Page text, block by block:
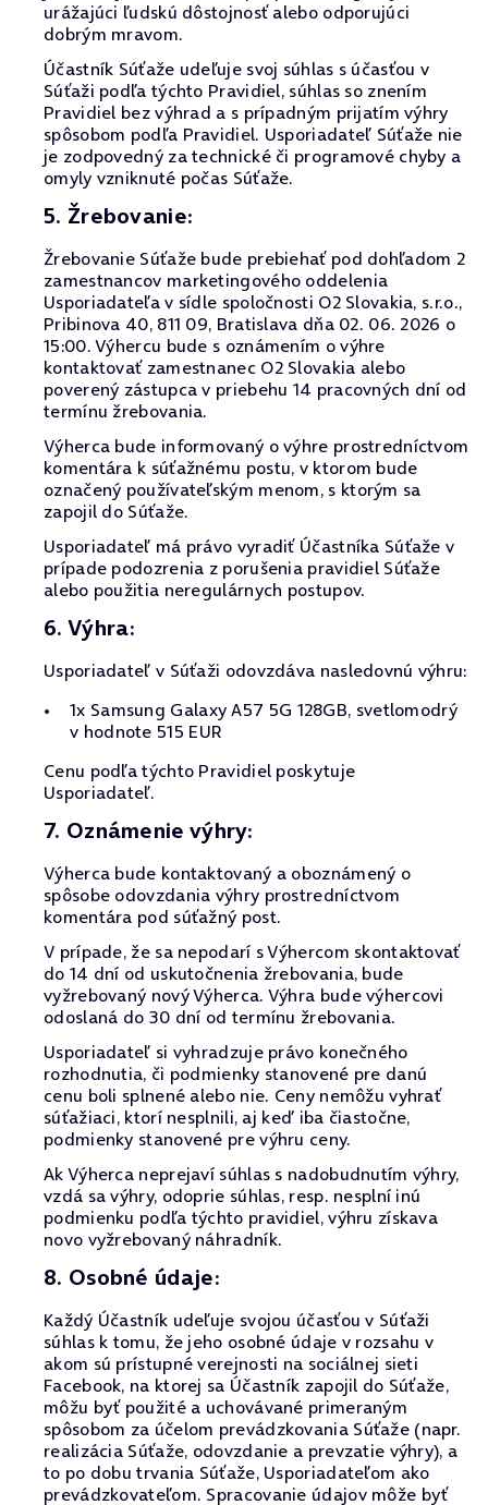
urážajúci ľudskú dôstojnosť alebo odporujúci
dobrým mravom.
Účastník Súťaže udeľuje svoj súhlas s účasťou v
Súťaži podľa týchto Pravidiel, súhlas so znením
Pravidiel bez výhrad a s prípadným prijatím výhry
spôsobom podľa Pravidiel. Usporiadateľ Súťaže nie
je zodpovedný za technické či programové chyby a
omyly vzniknuté počas Súťaže.
5. Žrebovanie:
Žrebovanie Súťaže bude prebiehať pod dohľadom 2
zamestnancov marketingového oddelenia
Usporiadateľa v sídle spoločnosti O2 Slovakia, s.r.o.,
Pribinova 40, 811 09, Bratislava dňa 02. 06. 2026 o
15:00. Výhercu bude s oznámením o výhre
kontaktovať zamestnanec O2 Slovakia alebo
poverený zástupca v priebehu 14 pracovných dní od
termínu žrebovania.
Výherca bude informovaný o výhre prostredníctvom
komentára k súťažnému postu, v ktorom bude
označený používateľským menom, s ktorým sa
zapojil do Súťaže.
Usporiadateľ má právo vyradiť Účastníka Súťaže v
prípade podozrenia z porušenia pravidiel Súťaže
alebo použitia neregulárnych postupov.
6. Výhra:
Usporiadateľ v Súťaži odovzdáva nasledovnú výhru:
1x Samsung Galaxy A57 5G 128GB, svetlomodrý
v hodnote 515 EUR
Cenu podľa týchto Pravidiel poskytuje
Usporiadateľ.
7. Oznámenie výhry:
Výherca bude kontaktovaný a oboznámený o
spôsobe odovzdania výhry prostredníctvom
komentára pod súťažný post.
V prípade, že sa nepodarí s Výhercom skontaktovať
do 14 dní od uskutočnenia žrebovania, bude
vyžrebovaný nový Výherca. Výhra bude výhercovi
odoslaná do 30 dní od termínu žrebovania.
Usporiadateľ si vyhradzuje právo konečného
rozhodnutia, či podmienky stanovené pre danú
cenu boli splnené alebo nie. Ceny nemôžu vyhrať
súťažiaci, ktorí nesplnili, aj keď iba čiastočne,
podmienky stanovené pre výhru ceny.
Ak Výherca neprejaví súhlas s nadobudnutím výhry,
vzdá sa výhry, odoprie súhlas, resp. nesplní inú
podmienku podľa týchto pravidiel, výhru získava
novo vyžrebovaný náhradník.
8. Osobné údaje:
Každý Účastník udeľuje svojou účasťou v Súťaži
súhlas k tomu, že jeho osobné údaje v rozsahu v
akom sú prístupné verejnosti na sociálnej sieti
Facebook, na ktorej sa Účastník zapojil do Súťaže,
môžu byť použité a uchovávané primeraným
spôsobom za účelom prevádzkovania Súťaže (napr.
realizácia Súťaže, odovzdanie a prevzatie výhry), a
to po dobu trvania Súťaže, Usporiadateľom ako
prevádzkovateľom. Spracovanie údajov môže byť